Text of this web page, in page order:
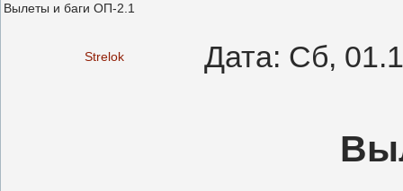
Вылеты и баги ОП-2.1
Strelok Дата: Сб,